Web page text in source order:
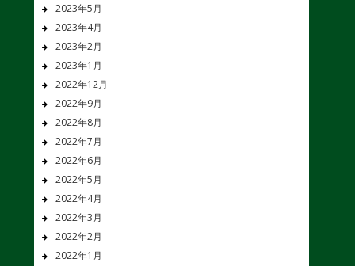
2023年5月
2023年4月
2023年2月
2023年1月
2022年12月
2022年9月
2022年8月
2022年7月
2022年6月
2022年5月
2022年4月
2022年3月
2022年2月
2022年1月